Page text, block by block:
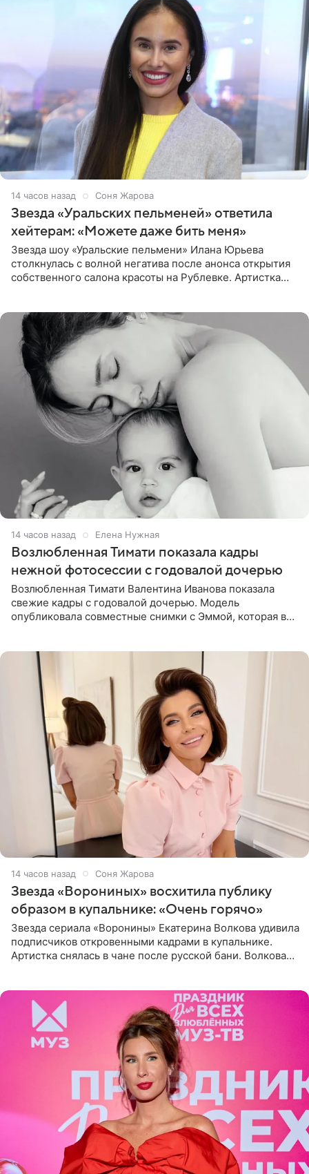
14 часов назад Соня Жарова
Звезда «Уральских пельменей» ответила
хейтерам: «Можете даже бить меня»
Звезда шоу «Уральские пельмени» Илана Юрьева
столкнулась с волной негатива после анонса открытия
собственного салона красоты на Рублевке. Артистка
14 часов назад Елена Нужная
Возлюбленная Тимати показала кадры
нежной фотосессии с годовалой дочерью
Возлюбленная Тимати Валентина Иванова показала
свежие кадры с годовалой дочерью. Модель
опубликовала совместные снимки с Эммой, которая в
14 часов назад Соня Жарова
Звезда «Ворониных» восхитила публику
образом в купальнике: «Очень горячо»
Звезда сериала «Воронины» Екатерина Волкова удивила
подписчиков откровенными кадрами в купальнике.
Артистка снялась в чане после русской бани. Волкова